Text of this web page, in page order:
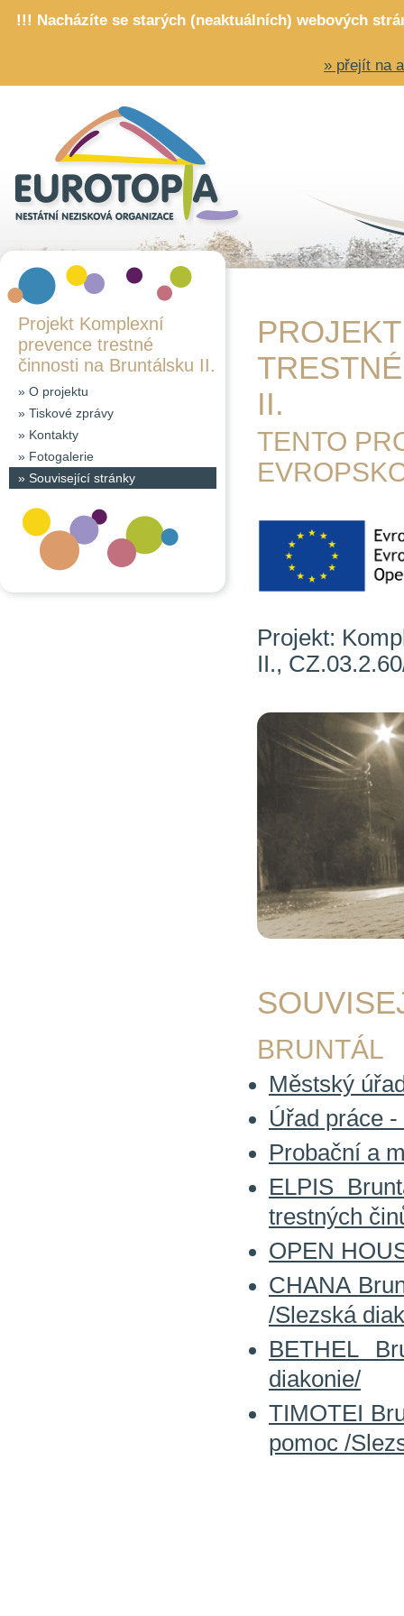
!!! Nacházíte se starých (neaktuálních) webových
» přejít na
Projekt Komplexní
prevence trestné
činnosti na Bruntálsku II.
» O projektu
» Tiskové zprávy
» Kontakty
» Fotogalerie
» Související stránky
II.
TENTO
Projekt:
II.,
BRUNTÁL
Městský
Úřad práce
Probační a
ELPIS
trestných
OPEN
CHANA
/Slezská
BETHEL
diakonie/
TIMOTEI
pomoc /